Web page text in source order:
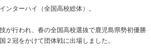
ンターハイ（全国高校総体）。
が行われ、春の全国高校選抜で鹿児島県勢初優勝
２冠をかけて団体戦に出場しました。